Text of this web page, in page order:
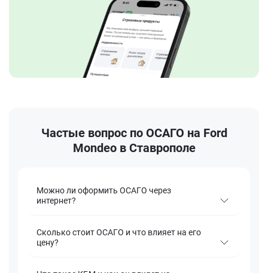
Частые вопрос по ОСАГО на Ford
Mondeo в Ставрополе
Можно ли оформить ОСАГО через
интернет?
Сколько стоит ОСАГО и что влияет на его
цену?